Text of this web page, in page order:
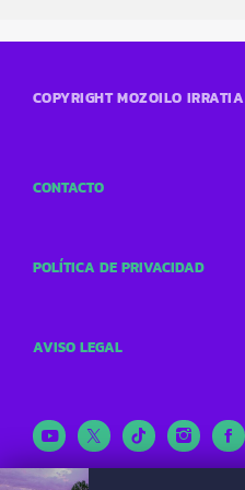
COPYRIGHT MOZOILO IRRATIA
CONTACTO
POLÍTICA DE PRIVACIDAD
AVISO LEGAL